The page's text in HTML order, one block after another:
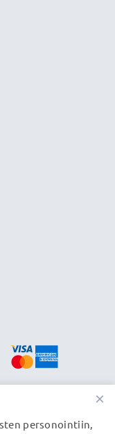
/ terälehti
3 vuoden
×
personointiin,